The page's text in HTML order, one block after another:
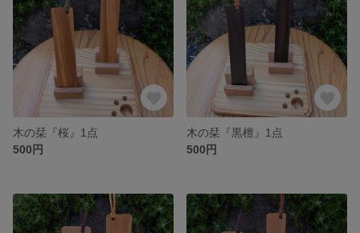
木の栞『桜』1点
500円
木の栞『黒檀』1点
500円